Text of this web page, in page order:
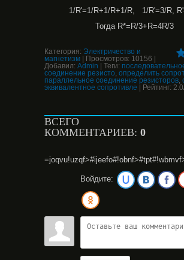
1/R'=1/R+1/R+1/R, 1/R'=3/R,
Тогда R*=R/3+R=4R/3
Категория: Электричество и
магнетизм
Просмотров: 10156
Добавил: Admin Теги:
соединение резисто, определить
параллельное соединение резисторов,
эквивалентное сопротивле
Рейтинг: 2.0
ВСЕГО
КОММЕНТАРИЕВ: 0
Войдите: